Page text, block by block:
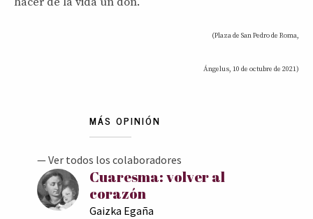
(Plaza de San Pedro de Roma,
Ángelus, 10 de octubre de 2021)
MÁS OPINIÓN
Cuaresma: volver al
corazón
Gaizka Egaña
— Ver todos los colaboradores